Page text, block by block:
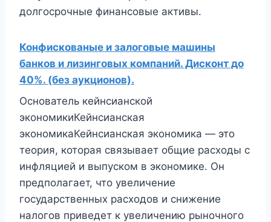
долгосрочные финансовые активы.
Конфискованые и залоговые машины
банков и лизинговых компаний. Дисконт до
40%. (без аукционов).
Основатель кейнсианской
экономикиКейнсианская
экономикаКейнсианская экономика — это
теория, которая связывает общие расходы с
инфляцией и выпуском в экономике. Он
предполагает, что увеличение
государственных расходов и снижение
налогов приведет к увеличению рыночного